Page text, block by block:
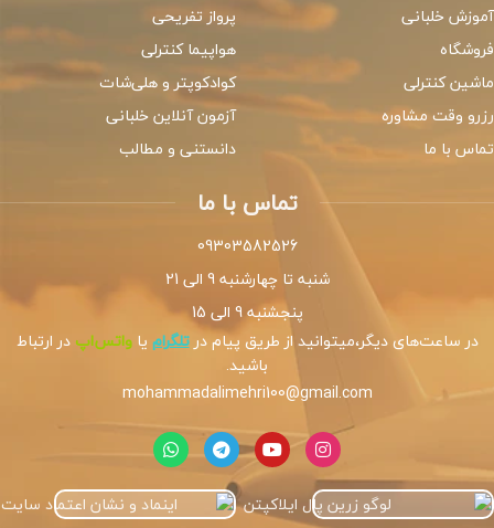
آموزش خلبانی
فروشگاه
ماشین کنترلی
رزرو وقت مشاوره
تماس با ما
پرواز تفریحی
هواپیما کنترلی
کوادکوپتر و هلی‌شات
آزمون آنلاین خلبانی
دانستنی و مطالب
تماس با ما
09303582526
شنبه تا چهارشنبه 9 الی 21
پنجشنبه 9 الی 15
در ساعت‌های دیگر،میتوانید از طریق پیام درتلگرام یاواتس‌اپدر ارتباط
باشید.
mohammadalimehri100@gmail.com